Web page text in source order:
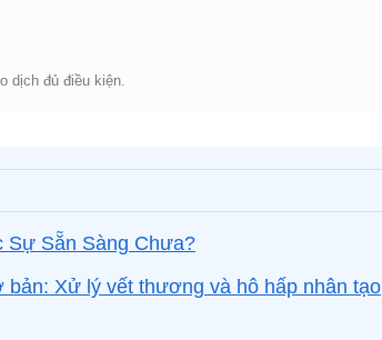
dịch đủ điều kiện.
Sự Sẵn Sàng Chưa?
Xử lý vết thương và hô hấp nhân tạo